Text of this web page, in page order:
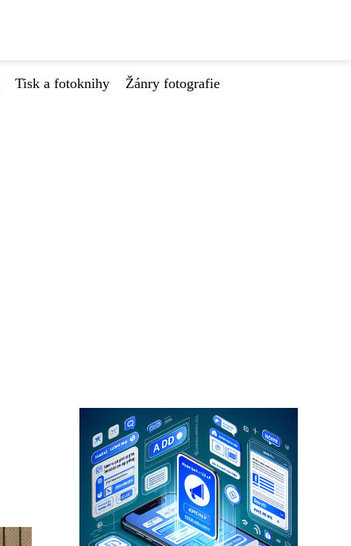
Tisk a fotoknihy Žánry fotografie